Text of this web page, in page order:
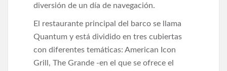
diversión de un día de navegación.
El restaurante principal del barco se llama
Quantum y está dividido en tres cubiertas
con diferentes temáticas: American Icon
Grill, The Grande -en el que se ofrece el